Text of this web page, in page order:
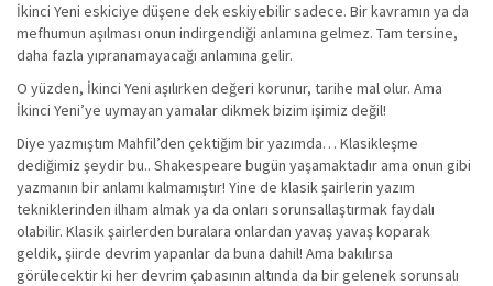
İkinci Yeni eskiciye düşene dek eskiyebilir sadece. Bir kavramın ya da
mefhumun aşılması onun indirgendiği anlamına gelmez. Tam tersine,
daha fazla yıpranamayacağı anlamına gelir.
O yüzden, İkinci Yeni aşılırken değeri korunur, tarihe mal olur. Ama
İkinci Yeni’ye uymayan yamalar dikmek bizim işimiz değil!
Diye yazmıştım Mahfil’den çektiğim bir yazımda… Klasikleşme
dediğimiz şeydir bu.. Shakespeare bugün yaşamaktadır ama onun gibi
yazmanın bir anlamı kalmamıştır! Yine de klasik şairlerin yazım
tekniklerinden ilham almak ya da onları sorunsallaştırmak faydalı
olabilir. Klasik şairlerden buralara onlardan yavaş yavaş koparak
geldik, şiirde devrim yapanlar da buna dahil! Ama bakılırsa
görülecektir ki her devrim çabasının altında da bir gelenek sorunsalı